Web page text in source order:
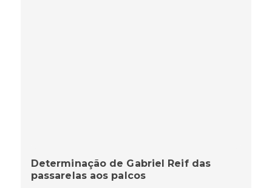
Determinação de Gabriel Reif das
passarelas aos palcos